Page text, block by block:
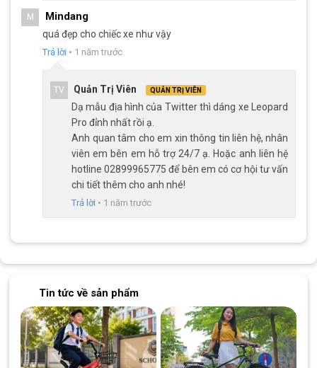
Xe Đạp Địa Hình Twitter Leopard Pro sử dụng loại phuộc hơi có khóa
phuộc trên ghi đông
Khi đi trên địa hình phẳng: Bạn có thể khóa phuộc lại
để xe không bị lún, giúp tiết kiệm sức lực khi đạp.
Khi đối diện với địa hình gồ ghề
thống groupsetRetrospeckết hợp với L-twoo A7, tạo nên một
trong những hệ thống truyền động mạnh mẽ và mượt mà nhất
hiện nay.
M Mindang
quá đẹp cho chiếc xe như vậy
Trả lời • 1 năm trước
TV Quản Trị Viên QUẢN TRỊ VIÊN
Dạ mẫu địa hình của Twitter thì dáng xe Leopard
Pro đỉnh nhất rồi ạ.
Anh quan tâm cho em xin thông tin liên hệ, nhân
viên em bên em hỗ trợ 24/7 ạ. Hoặc anh liên hệ
hotline 02899965775 để bên em có cơ hội tư vấn
chi tiết thêm cho anh nhé!
Trả lời • 1 năm trước
Tin tức về sản phẩm